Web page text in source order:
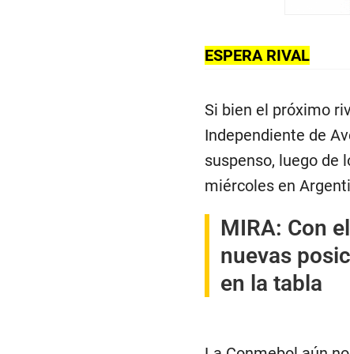
ESPERA RIVAL
Si bien el próximo
Independiente de
suspenso, luego de
miércoles en
MIRA: Con
nuevas
en la tabla